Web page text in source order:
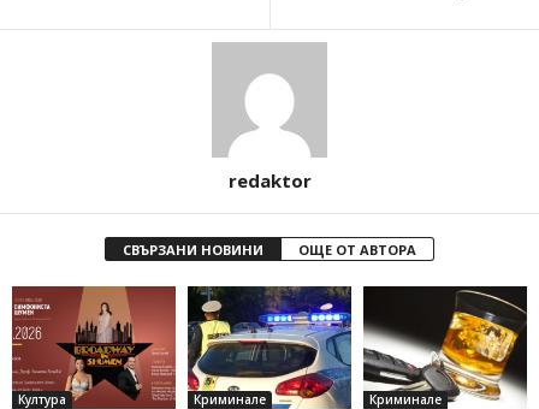
redaktor
СВЪРЗАНИ НОВИНИ ОЩЕ ОТ АВТОРА
Култура Криминале Криминале